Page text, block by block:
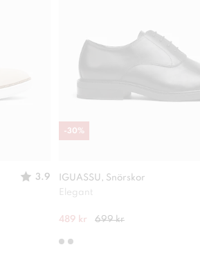
3.9
IGUASSU, Snörskor
Elegant
489 kr 699 kr
-30%